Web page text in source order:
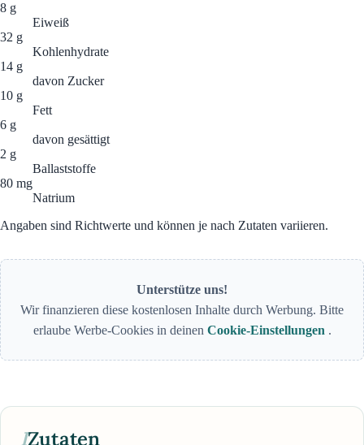
8 g
Eiweiß
32 g
Kohlenhydrate
14 g
davon Zucker
10 g
Fett
6 g
davon gesättigt
2 g
Ballaststoffe
80 mg
Natrium
Angaben sind Richtwerte und können je nach Zutaten variieren.
Unterstütze uns!
Wir finanzieren diese kostenlosen Inhalte durch Werbung. Bitte
erlaube Werbe-Cookies in deinen Cookie-Einstellungen .
IZutaten